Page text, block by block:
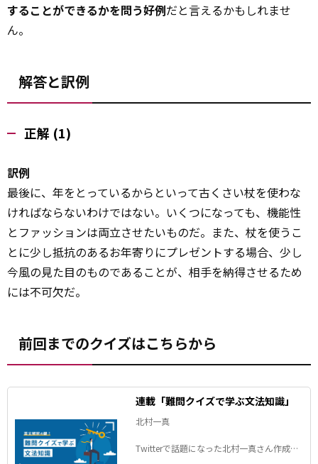
することができるかを問う好例だと言えるかもしれませ
ん。
解答と訳例
正解 (1)
訳例
最後に、年をとっているからといって古くさい杖を使わな
ければならないわけではない。いくつになっても、機能性
とファッションは両立させたいものだ。また、杖を使うこ
とに少し抵抗のあるお年寄りにプレゼントする場合、少し
今風の見た目のものであることが、相手を納得させるため
には不可欠だ。
前回までのクイズはこちらから
連載「難問クイズで学ぶ文法知識」
北村一真
Twitterで話題になった北村一真さん作成の